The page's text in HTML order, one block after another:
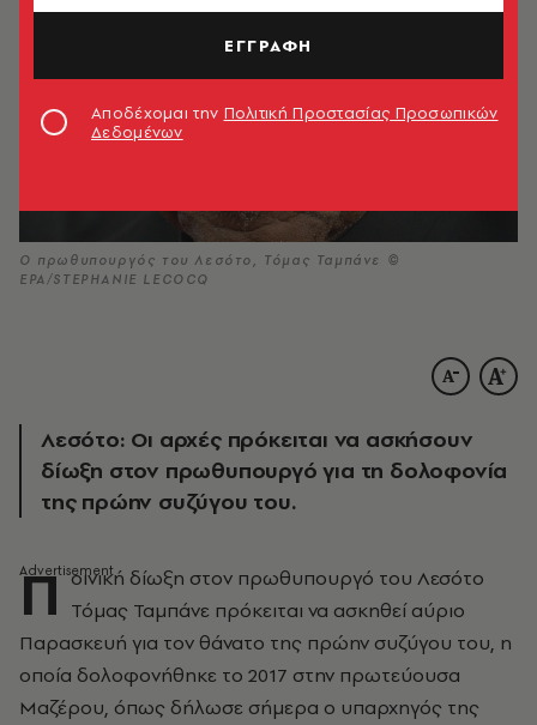
Ο πρωθυπουργός του Λεσότο, Τόμας Ταμπάνε ©
EPA/STEPHANIE LECOCQ
Λεσότο: Οι αρχές πρόκειται να ασκήσουν
δίωξη στον πρωθυπουργό για τη δολοφονία
της πρώην συζύγου του.
Π οινική δίωξη στον πρωθυπουργό του Λεσότο
Τόμας Ταμπάνε πρόκειται να ασκηθεί αύριο
Παρασκευή για τον θάνατο της πρώην συζύγου του, η
οποία δολοφονήθηκε το 2017 στην πρωτεύουσα
Μαζέρου, όπως δήλωσε σήμερα ο υπαρχηγός της
ΕΓΓΡΑΦΗ
Αποδέχομαι την Πολιτική Προστασίας Προσωπικών
Δεδομένων